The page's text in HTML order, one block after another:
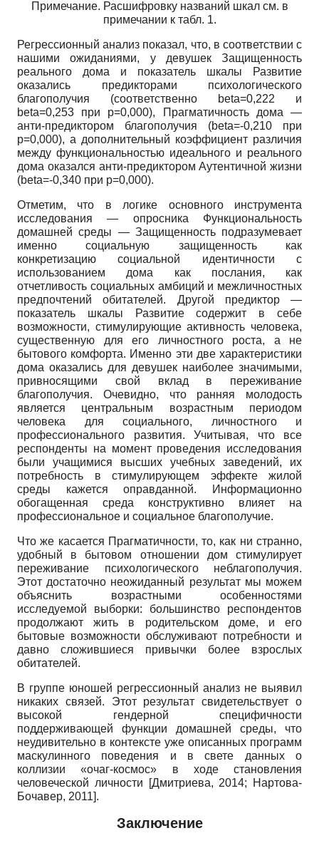
Примечание. Расшифровку названий шкал см. в
примечании к табл. 1.
Регрессионный анализ показал, что, в соответствии с
нашими ожиданиями, у девушек Защищенность
реального дома и показатель шкалы Развитие
оказались предикторами психологического
благополучия (соответственно
beta=0,222 и
beta=0,253 при p=0,000),
Прагматичность дома —
анти-предиктором благополучия (beta=-0,210 при
p=0,000), а дополнительный коэффициент различия
между функциональностью идеального и реального
дома оказался анти-преди­ктором Аутентичной жизни
(beta=-0,340 при p=0,000).
Отметим, что в логике основного инструмента
исследования — опросника Функциональность
домашней среды — Защищенность подразумевает
именно социальную защищенность как
конкретизацию социальной идентичности с
использованием дома как послания, как
отчетливость социальных амбиций и межличностных
предпочтений обитателей. Другой предиктор —
показатель шкалы Развитие содержит в себе
возможности, стимулирующие активность человека,
существенную для его личностного роста, а не
бытового комфорта. Именно эти две характеристики
дома оказались для девушек наиболее значимыми,
привносящими свой вклад в переживание
благополучия. Очевидно, что ранняя молодость
является центральным возрастным периодом
человека для социального, личностного и
профессионального развития. Учитывая, что все
респонденты на момент проведения исследования
были учащимися высших учебных заведений, их
потребность в стимулирующем эффекте жилой
среды кажется оправданной. Информационно
обогащенная среда конструктивно влияет на
профессиональное и социальное благополучие.
Что же касается Прагматичности, то, как ни странно,
удобный в бытовом отношении дом стимулирует
переживание психологического неблагополучия.
Этот достаточно неожиданный результат мы можем
объяснить возрастными особенностями
исследуемой выборки: большинство респондентов
продолжают жить в родительском доме, и его
бытовые возможности обслуживают потребности и
давно сложившиеся привычки более взрослых
обитателей.
В группе юношей регрессионный анализ не выявил
никаких связей. Этот результат свидетельствует о
высокой ген­дерной специфичности
поддерживающей функции домашней среды, что
неудивительно в контексте уже описанных программ
маскулинного поведения и в свете данных о
коллизии «очаг-космос» в ходе становления
человеческой личности
[Дмитриева, 2014;
Нартова-
Бочавер, 2011].
Заключение